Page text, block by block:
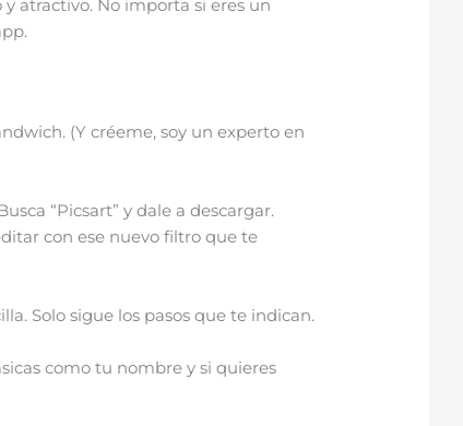
atractivo. No importa si eres un
(Y créeme, soy un experto en
“Picsart” y dale a descargar.
con ese nuevo filtro que te
Solo sigue los pasos que te indican.
como tu nombre y si quieres